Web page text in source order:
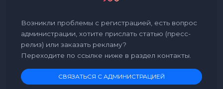
Возникли проблемы с регистрацией, есть вопрос
администрации, хотите прислать статью (пресс-
релиз) или заказать рекламу?
Переходите по ссылке ниже в раздел контакты.
СВЯЗАТЬСЯ С АДМИНИСТРАЦИЕЙ